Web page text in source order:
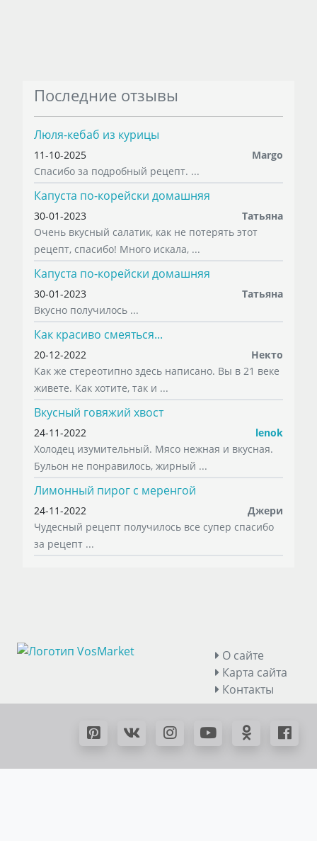
Последние отзывы
Люля-кебаб из курицы
11-10-2025
Margo
Спасибо за подробный рецепт. ...
Капуста по-корейски домашняя
30-01-2023
Татьяна
Очень вкусный салатик, как не потерять этот
рецепт, спасибо! Много искала, ...
Капуста по-корейски домашняя
30-01-2023
Татьяна
Вкусно получилось ...
Как красиво смеяться...
20-12-2022
Некто
Как же стереотипно здесь написано. Вы в 21 веке
живете. Как хотите, так и ...
Вкусный говяжий хвост
24-11-2022
lenok
Холодец изумительный. Мясо нежная и вкусная.
Бульон не понравилось, жирный ...
Лимонный пирог с меренгой
24-11-2022
Джери
Чудесный рецепт получилось все супер спасибо
за рецепт ...
О сайте
Карта сайта
Контакты